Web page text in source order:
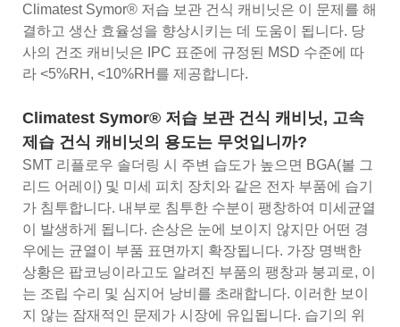
Climatest Symor® 저습 보관 건식 캐비닛은 이 문제를 해
결하고 생산 효율성을 향상시키는 데 도움이 됩니다. 당
사의 건조 캐비닛은 IPC 표준에 규정된 MSD 수준에 따
라 <5%RH, <10%RH를 제공합니다.
Climatest Symor® 저습 보관 건식 캐비닛, 고속
제습 건식 캐비닛의 용도는 무엇입니까?
SMT 리플로우 솔더링 시 주변 습도가 높으면 BGA(볼 그
리드 어레이) 및 미세 피치 장치와 같은 전자 부품에 습기
가 침투합니다. 내부로 침투한 수분이 팽창하여 미세균열
이 발생하게 됩니다. 손상은 눈에 보이지 않지만 어떤 경
우에는 균열이 부품 표면까지 확장됩니다. 가장 명백한
상황은 팝코닝이라고도 알려진 부품의 팽창과 붕괴로, 이
는 조립 수리 및 심지어 낭비를 초래합니다. 이러한 보이
지 않는 잠재적인 문제가 시장에 유입됩니다. 습기의 위